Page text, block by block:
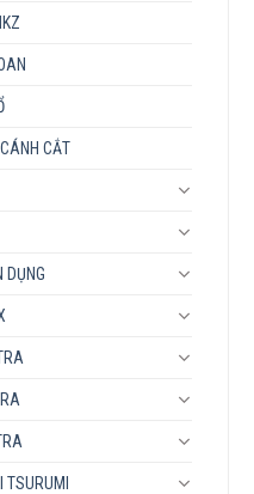
CẮT
DỤNG
TSURUMI